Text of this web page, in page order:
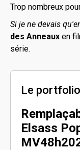
Trop nombreux
Si je ne devais
des Anneaux en
série.
Le
Elsass